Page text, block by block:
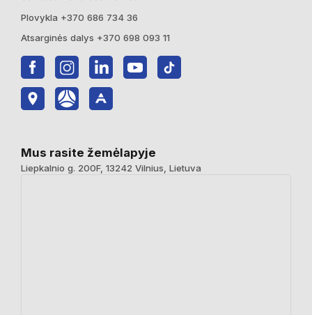
Plovykla +370 686 734 36
Atsarginės dalys +370 698 093 11
Mus rasite žemėlapyje
Liepkalnio g. 200F, 13242 Vilnius, Lietuva